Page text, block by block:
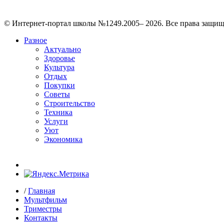
© Интернет-портал школы №1249.2005– 2026. Все права
Разное
Актуально
Здоровье
Культура
Отдых
Покупки
Советы
Строительство
Техника
Услуги
Уют
Экономика
/Главная
Мультфильм
Триместры
Контакты